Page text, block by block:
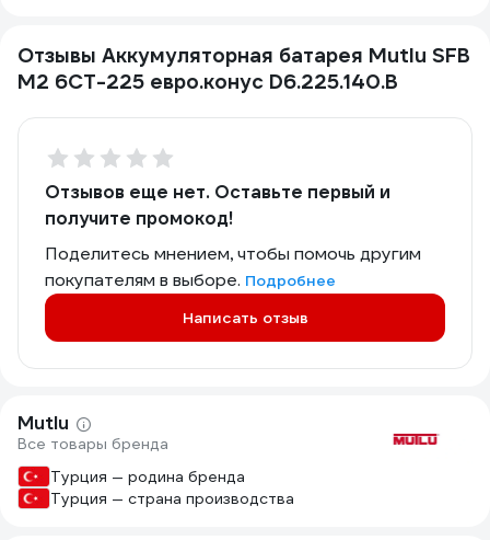
Отзывы Аккумуляторная батарея Mutlu SFB
M2 6СТ-225 евро.конус D6.225.140.B
Отзывов еще нет. Оставьте первый и
получите промокод!
Поделитесь мнением, чтобы помочь другим
покупателям в выборе. Подробнее
Написать отзыв
Mutlu
Все товары бренда
Турция — родина бренда
Турция — страна производства